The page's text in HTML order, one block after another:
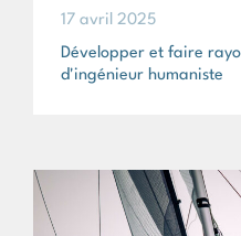
17 avril 2025
Développer et faire
d'ingénieur humaniste